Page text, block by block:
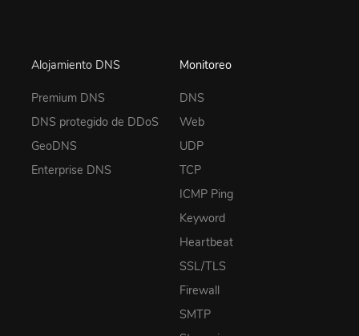
Alojamiento DNS
Premium DNS
DNS protegido de DDoS
GeoDNS
Enterprise DNS
Monitoreo
DNS
Web
UDP
TCP
ICMP Ping
Keyword
Heartbeat
SSL/TLS
Firewall
SMTP